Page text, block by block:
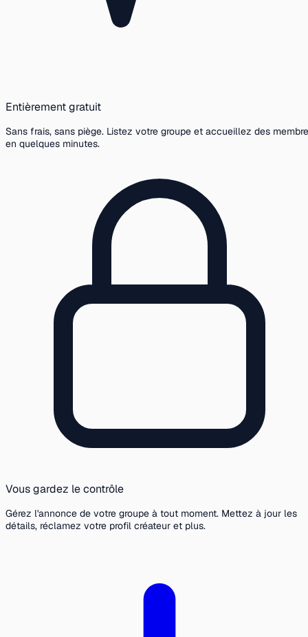
Entièrement gratuit
Sans frais, sans piège. Listez votre groupe et accueillez des
en quelques minutes.
Vous gardez le contrôle
Gérez l'annonce de votre groupe à tout moment. Mettez à jour les
détails, réclamez votre profil créateur et plus.